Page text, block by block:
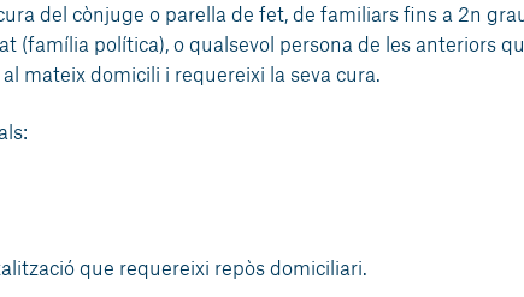
del cònjuge o parella de fet, de familiars fins a 2n
(família política), o qualsevol persona de les anteriors
mateix domicili i requereixi la seva cura.
que requereixi repòs domiciliari.